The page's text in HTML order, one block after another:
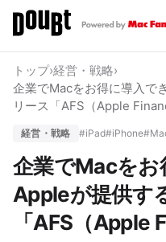
トップ›経営・戦略›
企業でMacをお得に導入で
リース「AFS（Apple
経営・戦略 #iPad#iPhone
企業でMacをお
Appleが提供す
「AFS（Apple